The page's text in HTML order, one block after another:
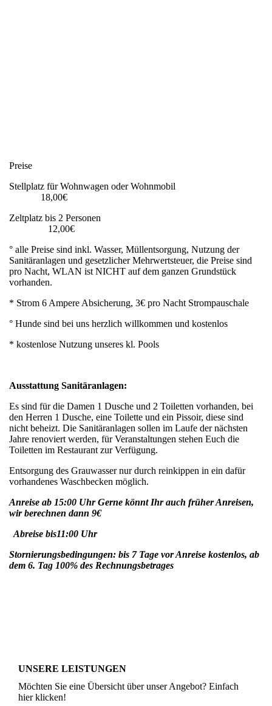
Preise
Stellplatz für Wohnwagen oder Wohnmobil
18,00€
Zeltplatz bis 2 Personen
12,00€
° alle Preise sind inkl. Wasser, Müllentsorgung, Nutzung der
Sanitäranlagen und gesetzlicher Mehrwertsteuer, die Preise sind
pro Nacht, WLAN ist NICHT auf dem ganzen Grundstück
vorhanden.
* Strom 6 Ampere Absicherung, 3€ pro Nacht Strompauschale
° Hunde sind bei uns herzlich willkommen und kostenlos
* kostenlose Nutzung unseres kl. Pools
Ausstattung Sanitäranlagen:
Es sind für die Damen 1 Dusche und 2 Toiletten vorhanden, bei
den Herren 1 Dusche, eine Toilette und ein Pissoir, diese sind
nicht beheizt. Die Sanitäranlagen sollen im Laufe der nächsten
Jahre renoviert werden, für Veranstaltungen stehen Euch die
Toiletten im Restaurant zur Verfügung.
Entsorgung des Grauwasser nur durch reinkippen in ein dafür
vorhandenes Waschbecken möglich.
Anreise ab 15:00 Uhr Gerne könnt Ihr auch früher Anreisen,
wir berechnen dann 9€
Abreise bis11:00 Uhr
Stornierungsbedingungen: bis 7 Tage vor Anreise kostenlos, ab
dem 6. Tag 100% des Rechnungsbetrages
UNSERE LEISTUNGEN
Möchten Sie eine Übersicht über unser Angebot? Einfach
hier klicken!